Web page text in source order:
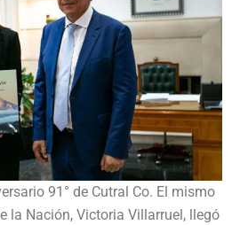
91° de Cutral Co. El mismo
la Nación, Victoria Villarruel, llegó